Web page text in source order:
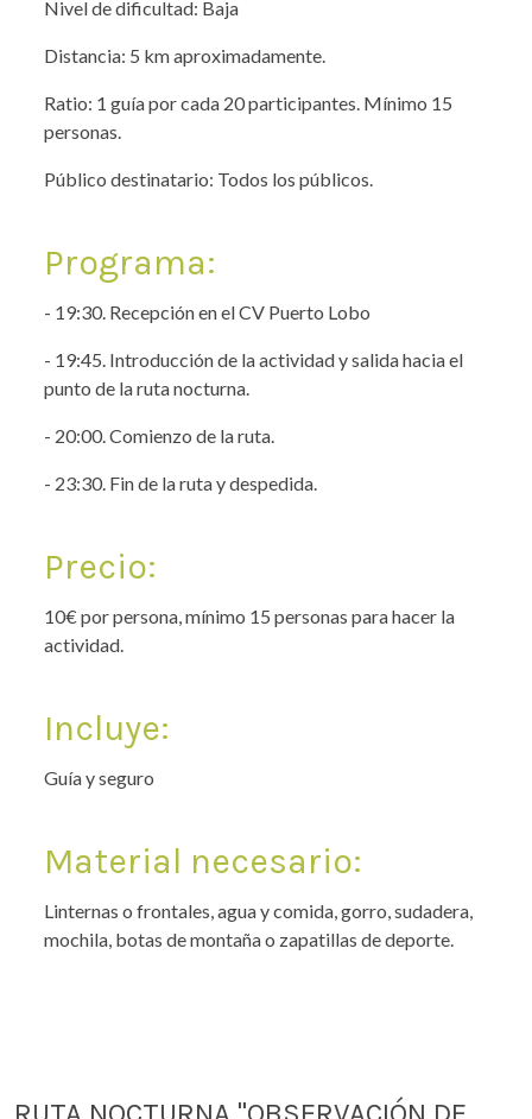
Nivel de dificultad: Baja
Distancia: 5 km aproximadamente.
Ratio: 1 guía por cada 20 participantes. Mínimo 15
personas.
Público destinatario: Todos los públicos.
Programa:
- 19:30. Recepción en el CV Puerto Lobo
- 19:45. Introducción de la actividad y salida hacia el
punto de la ruta nocturna.
- 20:00. Comienzo de la ruta.
- 23:30. Fin de la ruta y despedida.
Precio:
10€ por persona, mínimo 15 personas para hacer la
actividad.
Incluye:
Guía y seguro
Material necesario:
Linternas o frontales, agua y comida, gorro, sudadera,
mochila, botas de montaña o zapatillas de deporte.